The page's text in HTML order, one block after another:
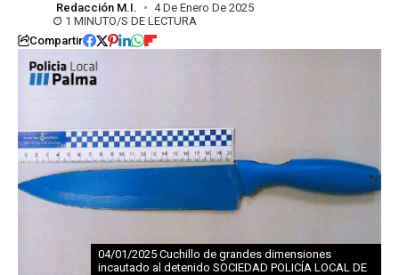
Redacción M.I.
4 De Enero De 2025
1 MINUTO/S DE LECTURA
Compartir
04/01/2025 Cuchillo de grandes dimensiones
incautado al detenido SOCIEDAD POLICÍA LOCAL DE